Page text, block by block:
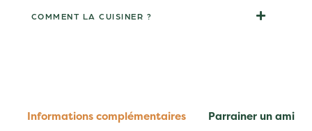
COMMENT LA CUISINER ?
Informations complémentaires Parrainer un ami